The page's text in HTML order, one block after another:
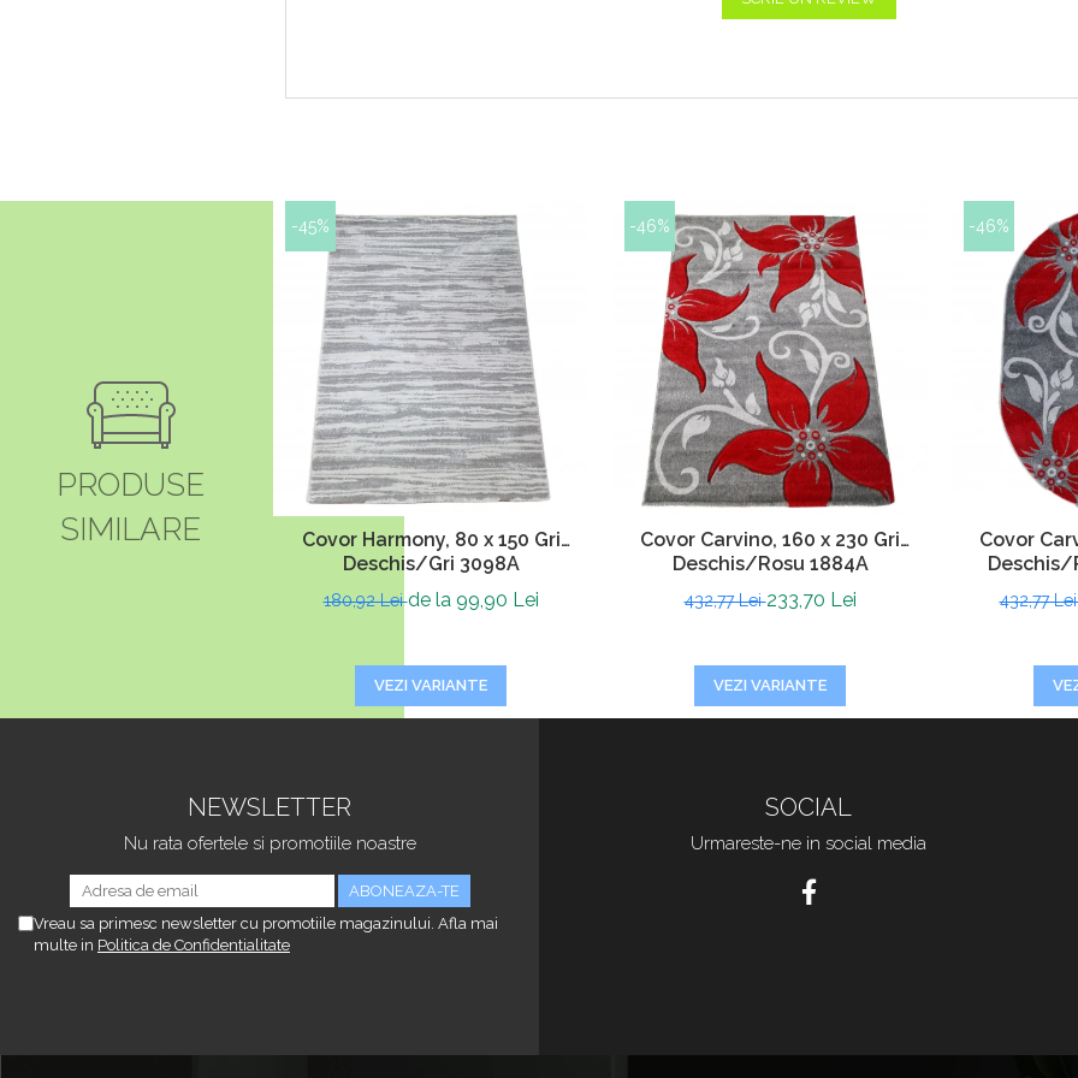
PRODUSE
SIMILARE
-45%
Covor Harmony, 80 x 150 Gri
Deschis/Gri 3098A
180,92 Leide la 99,90 Lei
VEZI VARIANTE
-46%
Covor Carvino, 160 x 230 Gri
Deschis/Rosu 1884A
432,77 Lei233,70 Lei
VEZI VARIANTE
-46%
Covor
Deschis/
432,77
NEWSLETTER
Nu rata ofertele si promotiile noastre
Vreau sa primesc newsletter cu promotiile magazinului. Afla mai
multe in Politica de Confidentialitate
SOCIAL
Urmareste-ne in social media